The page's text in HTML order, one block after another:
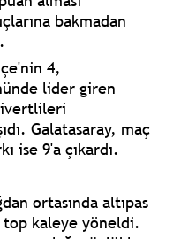
bakmadan
4,
lider giren
Galatasaray, maç
ise 9'a çıkardı.
ortasında altıpas
top kaleye yöneldi.